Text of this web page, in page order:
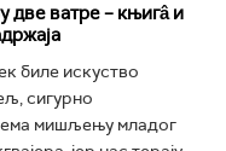
ватре – књигâ и
биле искуство
сигурно
мишљењу младог